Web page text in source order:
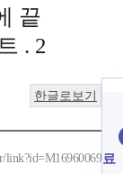
끝
. 2
한글로보기
link?id=M16960069료